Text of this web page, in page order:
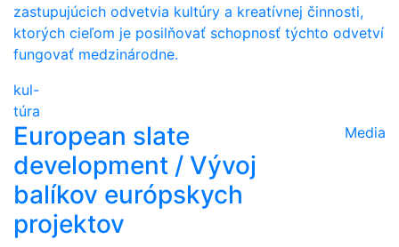
zastupujúcich odvetvia kultúry a kreatívnej činnosti,
ktorých cieľom je posilňovať schopnosť týchto odvetví
fungovať medzinárodne.
kul-
túra
European slate
development / Vývoj
balíkov európskych
projektov
Media